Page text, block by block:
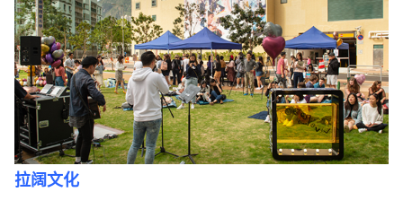
拉阔文化